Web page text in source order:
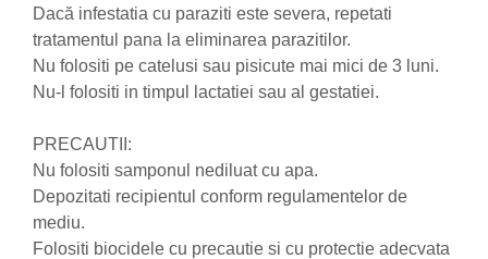
Silc - Laurella (5produse)
Splash (10 produse)
Sunvita Group (2 produse)
Solution & Out! (8 produse)
Trixie (28 produse)
Vaco Retail sp.zo.o (3 produse)
Van Vliet The Candy Company BV
Dacă infestatia cu paraziti este severa, repetati
tratamentul pana la eliminarea parazitilor.
Nu folositi pe catelusi sau pisicute mai mici de 3 luni.
Nu-l folositi in timpul lactatiei sau al gestatiei.
PRECAUTII:
Nu folositi samponul nediluat cu apa.
Depozitati recipientul conform regulamentelor de
mediu.
Folositi biocidele cu precautie si cu protectie adecvata